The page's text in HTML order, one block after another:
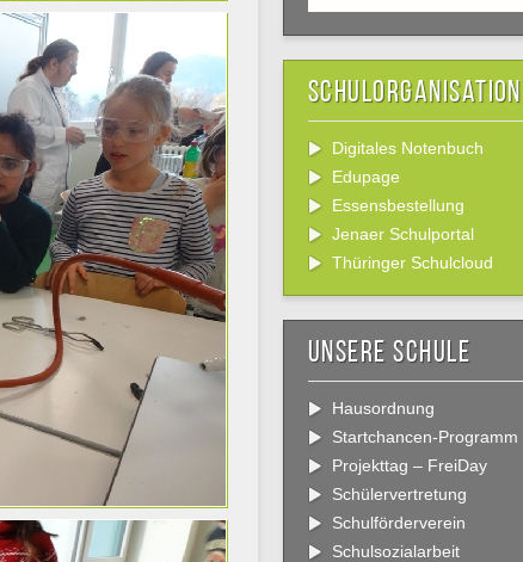
Schulorganisation
Digitales Notenbuch
Edupage
Essensbestellung
Jenaer Schulportal
Thüringer Schulcloud
Unsere Schule
Hausordnung
Startchancen-Programm
Projekttag – FreiDay
Schülervertretung
Schulförderverein
Schulsozialarbeit